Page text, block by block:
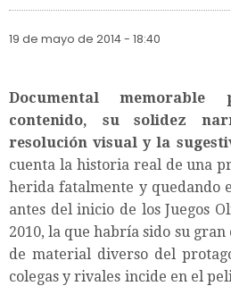
19 de mayo de 2014 - 18:40
Documental
contenido, su solidez
resolución visual y la
cuenta la historia real de una
herida fatalmente y quedando
antes del inicio de los Juegos
2010, la que habría sido su
de material diverso del
colegas y rivales incide en el